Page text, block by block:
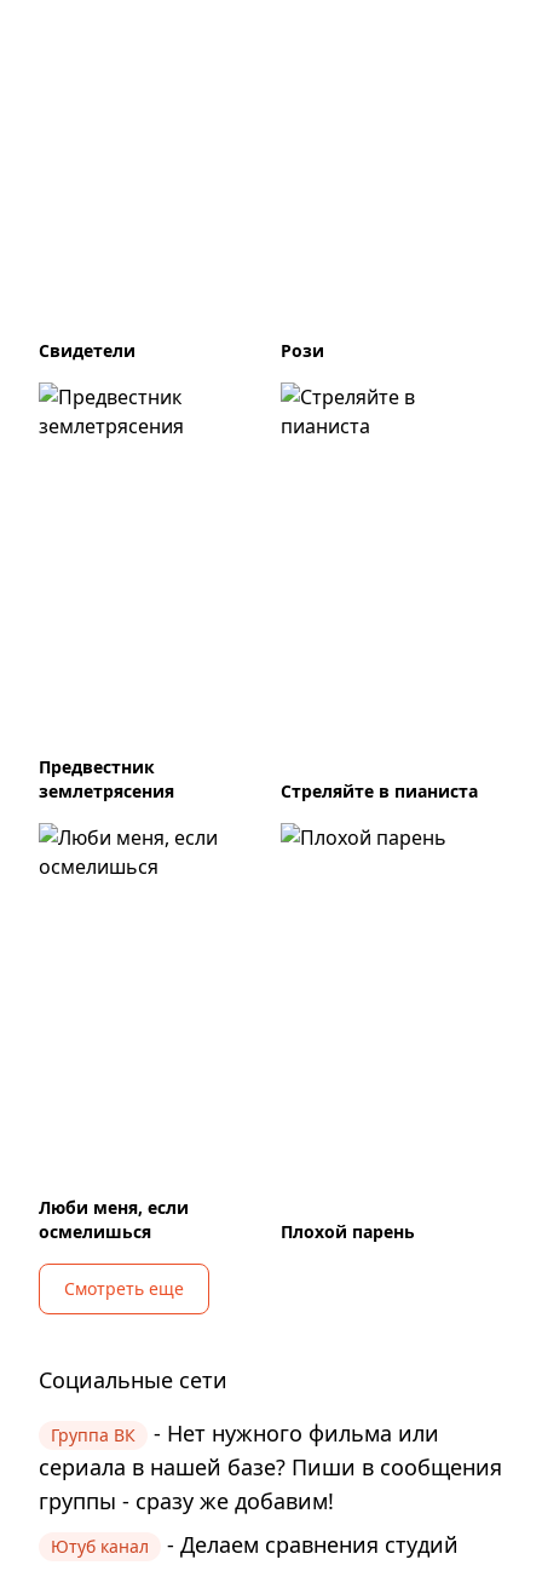
Свидетели Рози
Предвестник
землетрясения
Стреляйте в пианиста
Люби меня, если
осмелишься
Плохой парень
Смотреть еще
Социальные сети
Группа ВК
- Нет нужного фильма или
сериала в нашей базе? Пиши в сообщения
группы - сразу же добавим!
Ютуб канал
- Делаем сравнения студий